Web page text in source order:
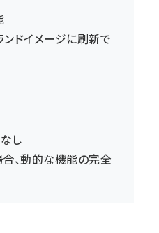
ンドイメージに刷新で
し
、動的な機能の完全